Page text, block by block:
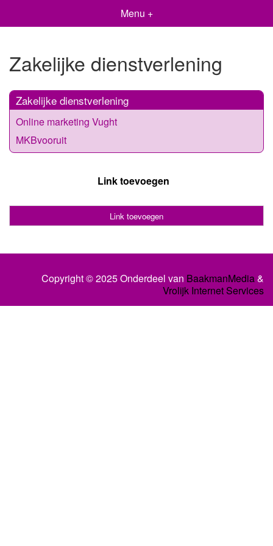
Menu +
Zakelijke dienstverlening
Zakelijke dienstverlening
Online marketing Vught
MKBvooruit
Link toevoegen
Link toevoegen
Copyright © 2025 Onderdeel van BaakmanMedia&
Vrolijk Internet Services